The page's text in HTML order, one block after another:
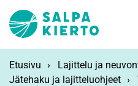
Etusivu
Lajittelu ja
Jätehaku ja lajitteluohjeet